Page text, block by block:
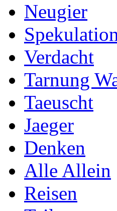
Neugier
Verdacht
Tarnung
Taeuscht
Jaeger
Denken
Alle Allein
Reisen